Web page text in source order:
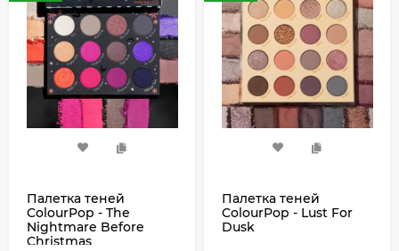
Палетка теней
ColourPop - The
Nightmare Before
Christmas
Палетка теней
ColourPop - Lust For
Dusk